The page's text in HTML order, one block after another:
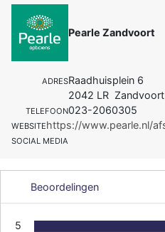
Pearle Zandvoort
ADRESRaadhuisplein 6
2042 LR Zandvoort
TELEFOON023-2060305
WEBSITE
SOCIAL MEDIA
Beoordelingen
5